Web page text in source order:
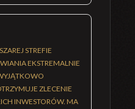
STREFIE
EKSTREMALNIE
ZLECENIE
INWESTORÓW. MA